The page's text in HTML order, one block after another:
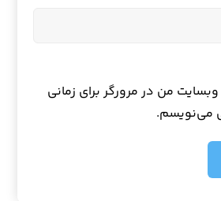
من در مرورگر برای زمانی
می‌نویسم.